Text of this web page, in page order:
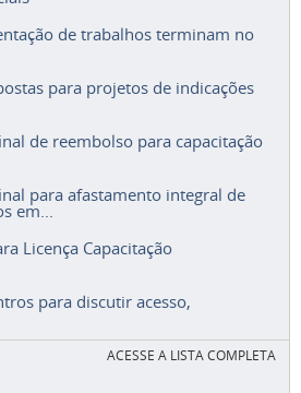
de trabalhos terminam no
para projetos de indicações
de reembolso para capacitação
para afastamento integral de
em...
Licença Capacitação
para discutir acesso,
ACESSE A LISTA COMPLETA